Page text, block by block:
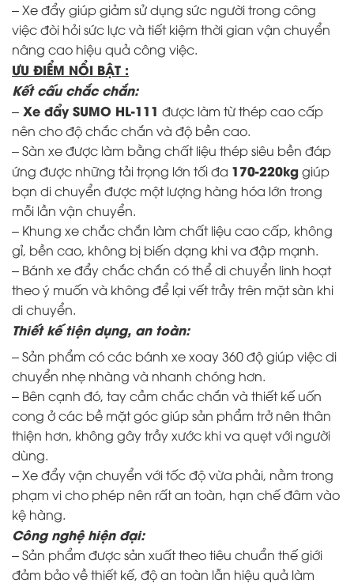
– Xe đẩy giúp giảm sử dụng sức người trong công
việc đòi hỏi sức lực và tiết kiệm thời gian vận chuyển
nâng cao hiệu quả công việc.
ƯU ĐIỂM NỔI BẬT :
Kết cấu chắc chắn:
– Xe đẩy SUMO HL-111 được làm từ thép cao cấp
nên cho độ chắc chắn và độ bền cao.
– Sàn xe được làm bằng chất liệu thép siêu bền đáp
ứng được những tải trọng lớn tối đa 170-220kggiúp
bạn di chuyển được một lượng hàng hóa lớn trong
mỗi lần vận chuyển.
– Khung xe chắc chắn làm chất liệu cao cấp, không
gỉ, bền cao, không bị biến dạng khi va đập mạnh.
– Bánh xe đẩy chắc chắn có thể di chuyển linh hoạt
theo ý muốn và không để lại vết trầy trên mặt sàn khi
di chuyển.
Thiết kế tiện dụng, an toàn:
– Sản phẩm có các bánh xe xoay 360 độ giúp việc di
chuyển nhẹ nhàng và nhanh chóng hơn.
– Bên cạnh đó, tay cầm chắc chắn và thiết kế uốn
cong ở các bề mặt góc giúp sản phẩm trở nên thân
thiện hơn, không gây trầy xước khi va quẹt với người
dùng.
– Xe đẩy vận chuyển với tốc độ vừa phải, nằm trong
phạm vi cho phép nên rất an toàn, hạn chế đâm vào
kệ hàng.
Công nghệ hiện đại:
– Sản phẩm được sản xuất theo tiêu chuẩn thế giới
đảm bảo về thiết kế, độ an toàn lẫn hiệu quả làm